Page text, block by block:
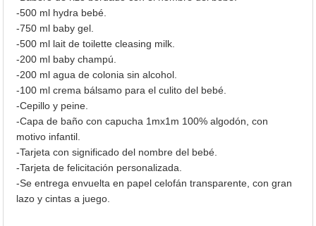
-500 ml hydra bebé.
-750 ml baby gel.
-500 ml lait de toilette cleasing milk.
-200 ml baby champú.
-200 ml agua de colonia sin alcohol.
-100 ml crema bálsamo para el culito del bebé.
-Cepillo y peine.
-Capa de baño con capucha 1mx1m 100% algodón, con
motivo infantil.
-Tarjeta con significado del nombre del bebé.
-Tarjeta de felicitación personalizada.
-Se entrega envuelta en papel celofán transparente, con gran
lazo y cintas a juego.